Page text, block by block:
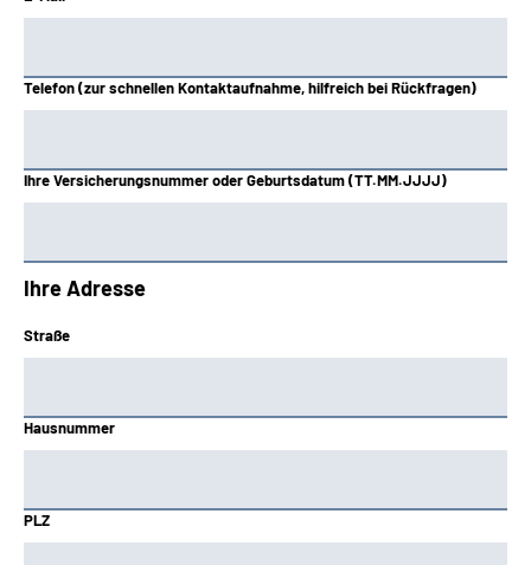
Telefon (zur schnellen Kontaktaufnahme, hilfreich bei Rückfragen)
Ihre Versicherungsnummer oder Geburtsdatum (TT.MM.JJJJ)
Ihre Adresse
Straße
Hausnummer
PLZ